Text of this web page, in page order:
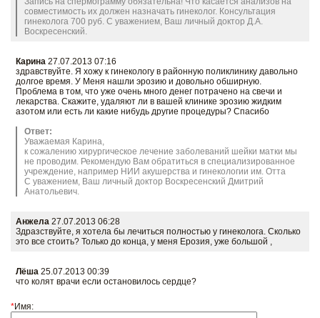
совместимость их должен назначать гинеколог. Консультация
гинеколога 700 руб. С уважением, Ваш личный доктор Д.А.
Воскресенский.
Карина 27.07.2013 07:16
здравствуйте. Я хожу к гинекологу в районную поликлинику давольно
долгое время. У Меня нашли эрозию и довольно обширную.
Проблема в том, что уже очень много денег потрачено на свечи и
лекарства. Скажите, удаляют ли в вашей клинике эрозию жидким
азотом или есть ли какие нибудь другие процедуры? Спасибо
Ответ:
Уважаемая Карина,
к сожалению хирургическое лечение заболеваний шейки матки мы
не проводим. Рекомендую Вам обратиться в специализированное
учреждение, например НИИ акушерства и гинекологии им. Отта
С уважением, Ваш личный доктор Воскресенский Дмитрий
Анатольевич.
Анжела 27.07.2013 06:28
Здразствуйте, я хотела бы лечиться полностью у гинеколога. Сколько
это все стоить? Только до конца, у меня Ерозия, уже большой ,
Лёша 25.07.2013 00:39
что колят врачи если остановилось сердце?
*Имя: